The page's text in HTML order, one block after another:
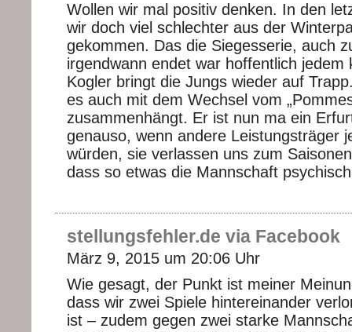
Wollen wir mal positiv denken. In den
wir doch viel schlechter aus der
gekommen. Das die Siegesserie, auch
irgendwann endet war hoffentlich jedem
Kogler bringt die Jungs wieder auf
es auch mit dem Wechsel vom
zusammenhängt. Er ist nun ma ein
genauso, wenn andere Leistungsträger
würden, sie verlassen uns zum
dass so etwas die Mannschaft
stellungsfehler.de via Facebook
März 9, 2015 um 20:06 Uhr
Wie gesagt, der Punkt ist meiner
dass wir zwei Spiele hintereinander
ist – zudem gegen zwei starke